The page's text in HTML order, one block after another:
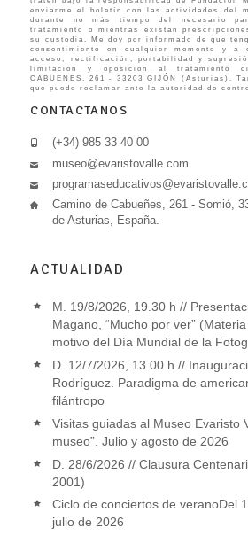
enviarme el boletín con las actividades del
durante no más tiempo del necesario
tratamiento o mientras existan
su custodia. Me doy por informado de que
consentimiento en cualquier momento y a
acceso, rectificación, portabilidad y
limitación y oposición al tratamiento
CABUEÑES, 261 - 33203 GIJÓN (Asturias).
que puedo reclamar ante la autoridad de
CONTACTANOS
(+34) 985 33 40 00
museo@evaristovalle.com
Camino de Cabueñes, 261 - Somió,
de Asturias, España.
ACTUALIDAD
M. 19/8/2026, 19.30 h //
Magano, “Mucho por ver”
motivo del Día Mundial de la
D. 12/7/2026, 13.00 h //
Rodríguez. Paradigma de
filántropo
Visitas guiadas al Museo Evaristo
museo”. Julio y agosto de 2026
D. 28/6/2026 // Clausura
2001)
Ciclo de conciertos de veranoDel
julio de 2026